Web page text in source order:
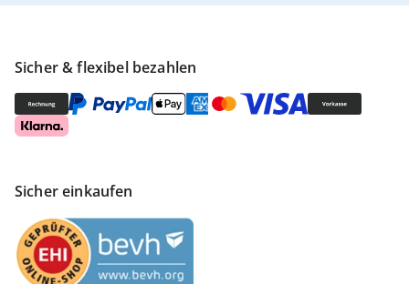
Sicher & flexibel bezahlen
Sicher einkaufen